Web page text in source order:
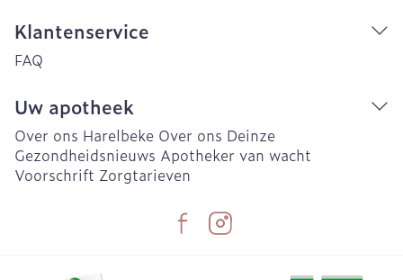
Klantenservice
FAQ
Uw apotheek
Over ons Harelbeke Over ons Deinze
Gezondheidsnieuws Apotheker van wacht
Voorschrift Zorgtarieven